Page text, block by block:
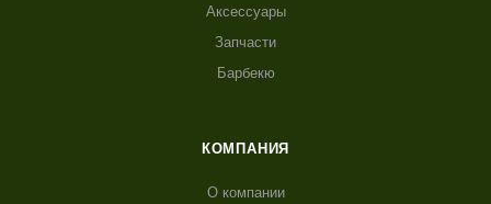
Аксессуары
Запчасти
Барбекю
КОМПАНИЯ
О компании